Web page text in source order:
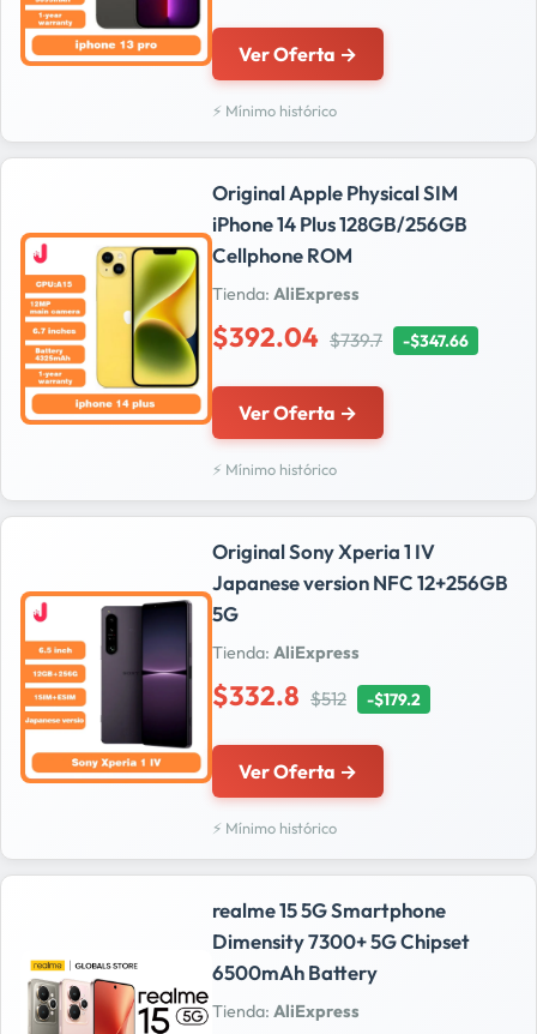
Ver Oferta →
⚡ Mínimo histórico
Original Apple Physical SIM
iPhone 14 Plus 128GB/256GB
Cellphone ROM
Tienda: AliExpress
$392.04 $739.7 -$347.66
Ver Oferta →
⚡ Mínimo histórico
Original Sony Xperia 1 IV
Japanese version NFC 12+256GB
5G
Tienda: AliExpress
$332.8 $512 -$179.2
Ver Oferta →
⚡ Mínimo histórico
realme 15 5G Smartphone
Dimensity 7300+ 5G Chipset
6500mAh Battery
Tienda: AliExpress